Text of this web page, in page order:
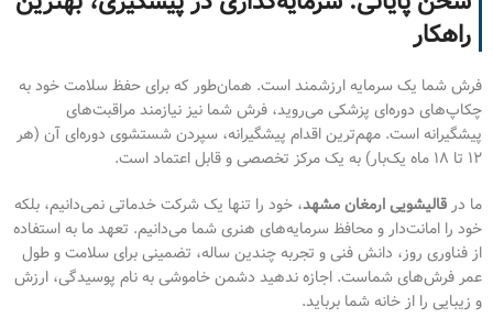
راهکار
فرش شما یک سرمایه ارزشمند است. همان‌طور که برای حفظ سلامت خود به
چکاپ‌های دوره‌ای پزشکی می‌روید، فرش شما نیز نیازمند مراقبت‌های
پیشگیرانه است. مهم‌ترین اقدام پیشگیرانه، سپردن شستشوی دوره‌ای آن (هر
۱۲ تا ۱۸ ماه یک‌بار) به یک مرکز تخصصی و قابل اعتماد است.
ما در قالیشویی ارمغان مشهد، خود را تنها یک شرکت خدماتی نمی‌دانیم، بلکه
خود را امانت‌دار و محافظ سرمایه‌های هنری شما می‌دانیم. تعهد ما به استفاده
از فناوری روز، دانش فنی و تجربه چندین ساله، تضمینی برای سلامت و طول
عمر فرش‌های شماست. اجازه ندهید دشمن خاموشی به نام پوسیدگی، ارزش
و زیبایی را از خانه شما برباید.